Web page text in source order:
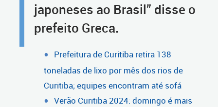
japoneses ao Brasil” disse o
prefeito Greca.
Prefeitura de Curitiba retira 138
toneladas de lixo por mês dos rios de
Curitiba; equipes encontram até sofá
Verão Curitiba 2024: domingo é mais